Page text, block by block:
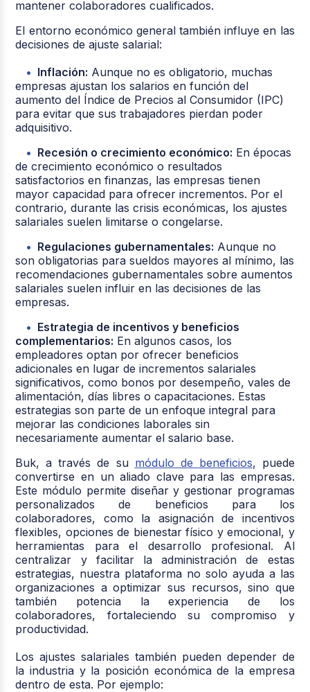
mantener colaboradores cualificados.
El entorno económico general también influye en las
decisiones de ajuste salarial:
Inflación: Aunque no es obligatorio, muchas
empresas ajustan los salarios en función del
aumento del Índice de Precios al Consumidor (IPC)
para evitar que sus trabajadores pierdan poder
adquisitivo.
Recesión o crecimiento económico: En épocas
de crecimiento económico o resultados
satisfactorios en finanzas, las empresas tienen
mayor capacidad para ofrecer incrementos. Por el
contrario, durante las crisis económicas, los ajustes
salariales suelen limitarse o congelarse.
Regulaciones gubernamentales: Aunque no
son obligatorias para sueldos mayores al mínimo, las
recomendaciones gubernamentales sobre aumentos
salariales suelen influir en las decisiones de las
empresas.
Estrategia de incentivos y beneficios
complementarios: En algunos casos, los
empleadores optan por ofrecer beneficios
adicionales en lugar de incrementos salariales
significativos, como bonos por desempeño, vales de
alimentación, días libres o capacitaciones. Estas
estrategias son parte de un enfoque integral para
mejorar las condiciones laborales sin
necesariamente aumentar el salario base.
Buk, a través de su módulo de beneficios, puede
convertirse en un aliado clave para las empresas.
Este módulo permite diseñar y gestionar programas
personalizados de beneficios para los
colaboradores, como la asignación de incentivos
flexibles, opciones de bienestar físico y emocional, y
herramientas para el desarrollo profesional. Al
centralizar y facilitar la administración de estas
estrategias, nuestra plataforma no solo ayuda a las
organizaciones a optimizar sus recursos, sino que
también potencia la experiencia de los
colaboradores, fortaleciendo su compromiso y
productividad.
Los ajustes salariales también pueden depender de
la industria y la posición económica de la empresa
dentro de esta. Por ejemplo: